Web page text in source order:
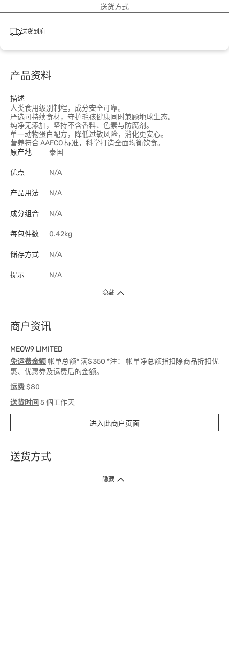
送货方式
送货到府
产品资料
描述
人类食用级别制程，成分安全可靠。
严选可持续食材，守护毛孩健康同时兼顾地球生态。
纯净无添加，坚持不含香料、色素与防腐剂。
单一动物蛋白配方，降低过敏风险，消化更安心。
营养符合 AAFCO 标准，科学打造全面均衡饮食。
原产地
泰国
优点 N/A
产品用法 N/A
成分组合 N/A
每包件数 0.42kg
储存方式 N/A
提示 N/A
隐藏
商户资讯
MEOW9 LIMITED
免运费金额帐单总额* 满$350 *注： 帐单净总额指扣除商品折扣优
惠、优惠券及运费后的金额。
运费$80
送货时间 5 個工作天
进入此商户页面
送货方式
1. 送货到府（受卫生署条例规管产品除外 ）
隐藏